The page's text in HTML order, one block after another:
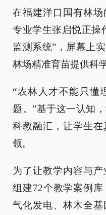
在福建洋口国有林
专业学生张启悦正操
监测系统”，屏幕上
林场精准育苗提供科
“农林人才不能只懂
题。”基于这一认知
科教融汇，让学生
领。
为了让教学内容与
组建72个教学案例
气化发电、林木全